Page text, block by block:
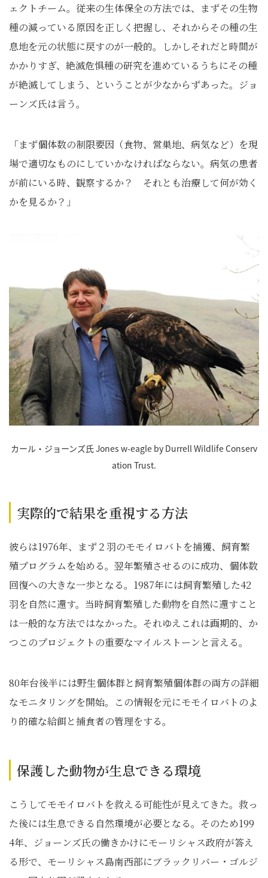
ェクトチーム。従来の生体保全の方法では、まずその生物
種の減っている原因を正しく把握し、それからその種の生
息地を元の状態に戻すのが一般的。しかしそれだと時間が
かかりすぎ、絶滅危惧種の研究を進めているうちにその種
が絶滅してしまう、ということが少なからずあった。ジョ
ーンズ氏は言う。
「まず個体数の制限要因（食物、営巣地、病気など）を現
場で適切なものにしていかなければならない。病気の患者
が前にいる時、観察するか？ それとも治療して何が効く
かを見るか？」
カール・ジョーンズ氏 Jones w-eagle by Durrell Wildlife Conserv
ation Trust.
実際的で結果を重視する方法
彼らは1976年、まず２羽のモモイロバトを捕獲、飼育繁
殖プログラムを始める。翌年繁殖させるのに成功、個体数
回復への大きな一歩となる。1987年には飼育繁殖した42
羽を自然に還す。当時飼育繁殖した動物を自然に還すこと
は一般的な方法ではなかった。それゆえこれは画期的、か
つこのプロジェクトの重要なマイルストーンと言える。
80年台後半には野生個体群と飼育繁殖個体群の両方の詳細
なモニタリングを開始。この情報を元にモモイロバトのよ
り的確な給餌と捕食者の管理をする。
保護した動物が生息できる環境
こうしてモモイロバトを救える可能性が見えてきた。救っ
た後には生息できる自然環境が必要となる。そのため199
4年、ジョーンズ氏の働きかけにモーリシャス政府が答え
る形で、モーリシャス島南西部にブラックリバー・ゴルジ